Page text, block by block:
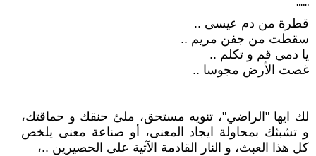
"""
قطرة من دم عيسى ..
سقطت من جفن مريم ..
يا دمي قم و تكلم ..
غصت الأرض مجوسا ..
لك ايها "الراضي"، تنويه مستحق، ملئ حنقك و حماقتك،
و تشبثك بمحاولة ايجاد المعنى، أو صناعة معنى يلخص
كل هذا العبث، و النار القادمة الآتية على الحصيرين ..،